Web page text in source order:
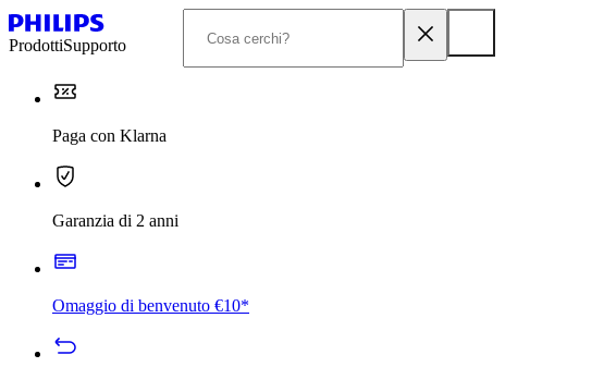
ProdottiSupporto
Paga con Klarna
Garanzia di 2 anni
Omaggio di benvenuto €10*